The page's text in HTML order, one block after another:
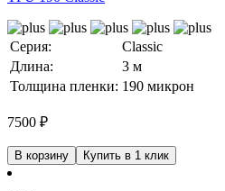
Серия:
Classic
Длина:
3 м
Толщина пленки: 190 микрон
7500 ₽
В корзину Купить в 1 клик